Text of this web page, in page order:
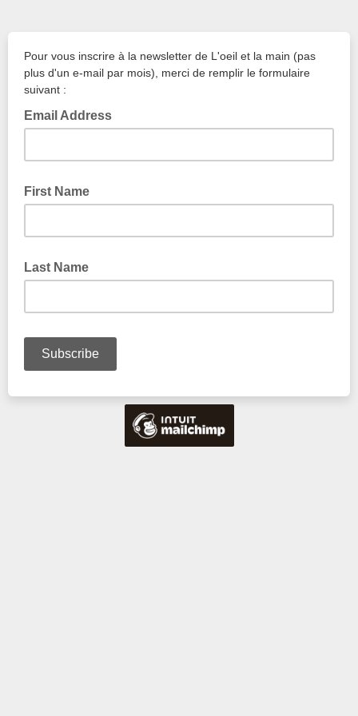
Pour vous inscrire à la newsletter de L'oeil et la main (pas
plus d'un e-mail par mois), merci de remplir le formulaire
suivant :
Email Address
First Name
Last Name